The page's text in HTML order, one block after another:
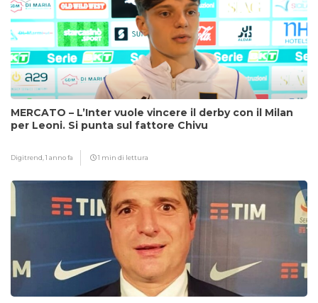
MERCATO – L’Inter vuole vincere il derby con il Milan
per Leoni. Si punta sul fattore Chivu
Digitrend,1 anno fa 1 min di lettura